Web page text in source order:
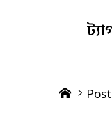
Home